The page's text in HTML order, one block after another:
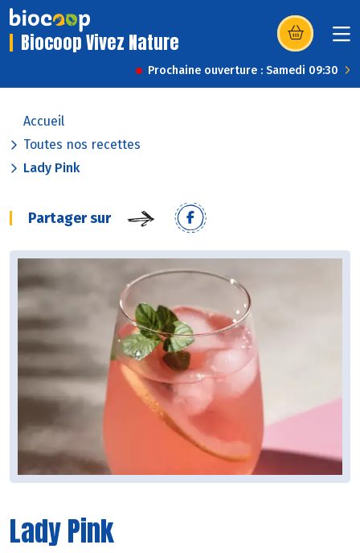
Biocoop Vivez Nature (s’ouvre dans
Prochaine ouverture : Samedi 09:30
Accueil
Toutes nos recettes
Lady Pink
Partager sur
Lady Pink